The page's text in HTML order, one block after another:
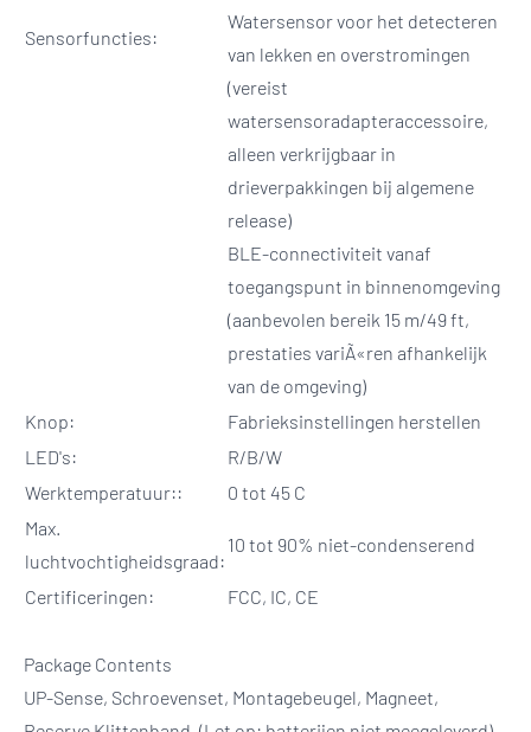
Sensorfuncties:
Watersensor voor het detecteren
van lekken en overstromingen
(vereist
watersensoradapteraccessoire,
alleen verkrijgbaar in
drieverpakkingen bij algemene
release)
BLE-connectiviteit vanaf
toegangspunt in binnenomgeving
(aanbevolen bereik 15 m/49 ft,
prestaties variÃ«ren afhankelijk
van de omgeving)
Knop:
Fabrieksinstellingen herstellen
LED's:
R/B/W
Werktemperatuur::
0 tot 45 C
Max.
luchtvochtigheidsgraad:
10 tot 90% niet-condenserend
Certificeringen: FCC, IC, CE
Package Contents
UP-Sense, Schroevenset, Montagebeugel, Magneet,